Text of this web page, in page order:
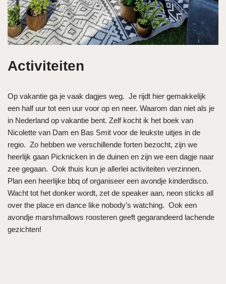
Activiteiten
Op vakantie ga je vaak dagjes weg. Je rijdt hier gemakkelijk
een half uur tot een uur voor op en neer. Waarom dan niet als je
in Nederland op vakantie bent. Zelf kocht ik het boek van
Nicolette van Dam en Bas Smit voor de leukste uitjes in de
regio. Zo hebben we verschillende forten bezocht, zijn we
heerlijk gaan Picknicken in de duinen en zijn we een dagje naar
zee gegaan. Ook thuis kun je allerlei activiteiten verzinnen.
Plan een heerlijke bbq of organiseer een avondje kinderdisco.
Wacht tot het donker wordt, zet de speaker aan, neon sticks all
over the place en dance like nobody’s watching. Ook een
avondje marshmallows roosteren geeft gegarandeerd lachende
gezichten!